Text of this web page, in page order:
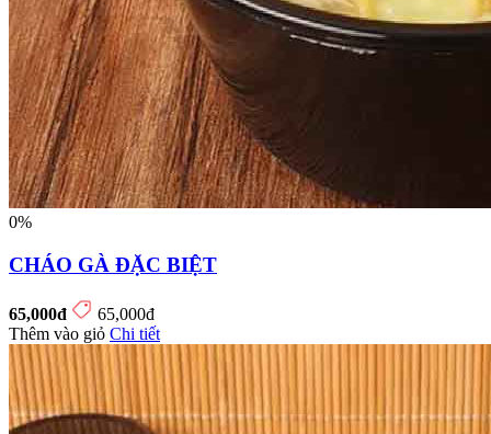
0%
CHÁO GÀ ĐẶC BIỆT
65,000đ
65,000đ
Thêm vào giỏ Chi tiết